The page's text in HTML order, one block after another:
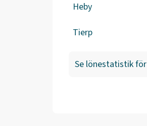
Heby
Tierp
Se lönestatistik för